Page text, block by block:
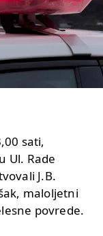
sati,
Ul. Rade
J.B.
maloljetni
povrede.